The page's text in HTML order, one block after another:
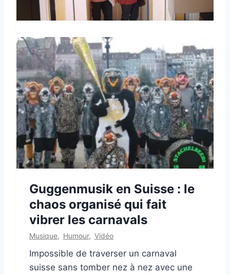
Guggenmusik en Suisse : le
chaos organisé qui fait
vibrer les carnavals
Musique, Humour, Vidéo
Impossible de traverser un carnaval
suisse sans tomber nez à nez avec une